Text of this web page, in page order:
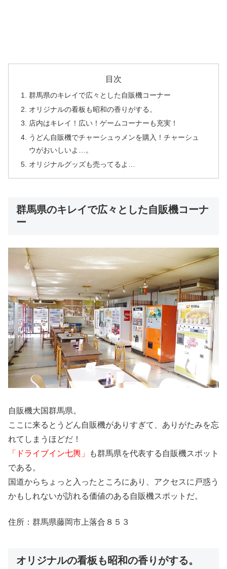
目次
群馬県のキレイで広々とした自販機コーナー
オリジナルの看板も昭和の香りがする。
店内はキレイ！広い！ゲームコーナーも充実！
うどん自販機でチャーシュゥメンを購入！チャーシュ
ウがおいしいよ…。
オリジナルグッズも売ってるよ…
群馬県のキレイで広々とした自販機コーナ
ー
自販機大国群馬県。
ここに来るとうどん自販機がありすぎて、ありがたみを忘
れてしまうほどだ！
「ドライブイン七輿」
も群馬県を代表する自販機スポット
である。
国道からちょっと入ったところにあり、アクセスに戸惑う
かもしれないが訪れる価値のある自販機スポットだ。
住所：群馬県藤岡市上落合８５３
オリジナルの看板も昭和の香りがする。